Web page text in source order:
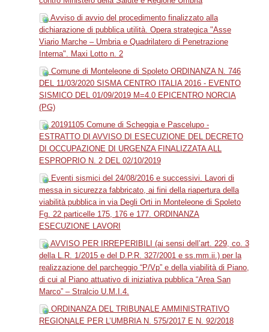
Avviso di avvio del procedimento finalizzato alla
dichiarazione di pubblica utilità. Opera strategica "Asse
Viario Marche – Umbria e Quadrilatero di Penetrazione
Interna". Maxi Lotto n. 2
Comune di Monteleone di Spoleto ORDINANZA N. 746
DEL 11/03/2020 SISMA CENTRO ITALIA 2016 - EVENTO
SISMICO DEL 01/09/2019 M=4.0 EPICENTRO NORCIA
(PG)
20191105 Comune di Scheggia e Pascelupo -
ESTRATTO DI AVVISO DI ESECUZIONE DEL DECRETO
DI OCCUPAZIONE DI URGENZA FINALIZZATA ALL
ESPROPRIO N. 2 DEL 02/10/2019
Eventi sismici del 24/08/2016 e successivi. Lavori di
messa in sicurezza fabbricato, ai fini della riapertura della
viabilità pubblica in via Degli Orti in Monteleone di Spoleto
Fg. 22 particelle 175, 176 e 177. ORDINANZA
ESECUZIONE LAVORI
AVVISO PER IRREPERIBILI (ai sensi dell’art. 229, co. 3
della L.R. 1/2015 e del D.P.R. 327/2001 e ss.mm.ii.) per la
realizzazione del parcheggio “P/Vp” e della viabilità di Piano,
di cui al Piano attuativo di iniziativa pubblica “Area San
Marco” – Stralcio U.M.I.4.
ORDINANZA DEL TRIBUNALE AMMINISTRATIVO
REGIONALE PER L’UMBRIA N. 575/2017 E N. 92/2018